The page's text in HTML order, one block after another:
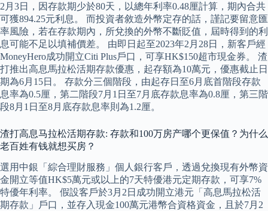
2月3日，因存款期少於80天，以總年利率0.48厘計算，期內合共
可獲894.25元利息。 而投資者敘造外幣定存的話，謹記要留意匯
率風險，若在存款期內，所兌換的外幣不斷貶值，屆時得到的利
息可能不足以填補價差。 由即日起至2023年2月28日，新客戶經
MoneyHero成功開立Citi Plus戶口，可享HK$150超市現金券。 渣
打推出高息馬拉松活期存款優惠，起存額為10萬元，優惠截止日
期為6月15日。 存款分三個階段，由起存日至6月底首階段存款
息率為0.5厘，第二階段7月1日至7月底存款息率為0.8厘，第三階
段8月1日至8月底存款息率則為1.2厘。
渣打高息马拉松活期存款: 存款和100万房产哪个更保值？为什么
老百姓有钱就想买房？
選用中銀「綜合理財服務」個人銀行客戶，透過兌換現有外幣資
金開立等值HK$5萬元或以上的7天特優港元定期存款，可享7%
特優年利率。 假設客戶於3月2日成功開立港元「高息馬拉松活
期存款」戶口，並存入現金100萬元港幣合資格資金，且於7月2